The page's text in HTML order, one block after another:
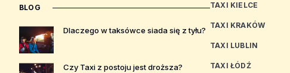
BLOG
Dlaczego w taksówce siada się z tyłu?
Czy Taxi z postoju jest droższa?
TAXI KIELCE
TAXI KRAKÓW
TAXI LUBLIN
TAXI ŁÓDŹ